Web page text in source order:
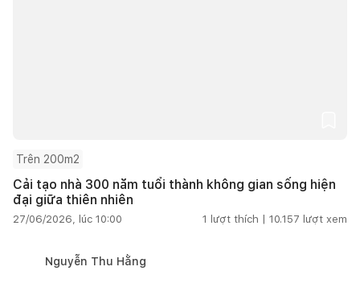
Trên 200m2
Cải tạo nhà 300 năm tuổi thành không gian sống hiện
đại giữa thiên nhiên
27/06/2026, lúc 10:00 1 lượt thích | 10.157 lượt xem
Nguyễn Thu Hằng